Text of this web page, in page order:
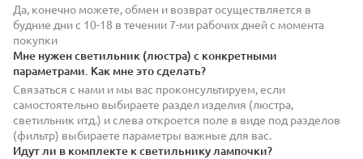
Да, конечно можете, обмен и возврат осуществляется в
будние дни с 10-18 в течении 7-ми рабочих дней с момента
покупки
Мне нужен светильник (люстра) с конкретными
параметрами. Как мне это сделать?
Связаться с нами и мы вас проконсультируем, если
самостоятельно выбираете раздел изделия (люстра,
светильник итд.) и слева откроется поле в виде под разделов
(фильтр) выбираете параметры важные для вас.
Идут ли в комплекте к светильнику лампочки?